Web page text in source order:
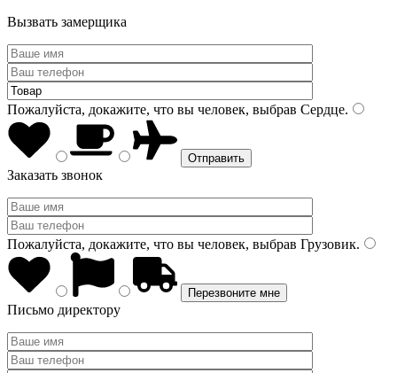
Вызвать замерщика
Пожалуйста, докажите, что вы человек, выбрав Сердце.
Заказать звонок
Пожалуйста, докажите, что вы человек, выбрав Грузовик.
Письмо директору